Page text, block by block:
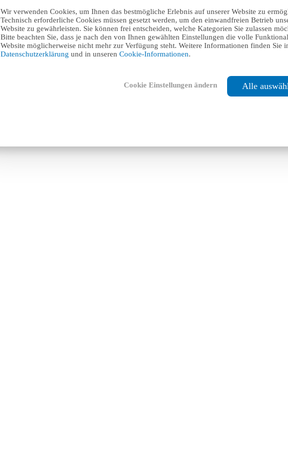
Wir verwenden Cookies, um Ihnen das bestmögliche Erlebnis auf unserer Website zu
Technisch erforderliche Cookies müssen gesetzt werden, um den einwandfreien Betrieb
Website zu gewährleisten. Sie können frei entscheiden, welche Kategorien Sie zulassen
Bitte beachten Sie, dass je nach den von Ihnen gewählten Einstellungen die volle
Website möglicherweise nicht mehr zur Verfügung steht. Weitere Informationen finden Sie
Datenschutzerklärung und in unseren Cookie-Informationen.
Cookie Einstellungen ändern Alle